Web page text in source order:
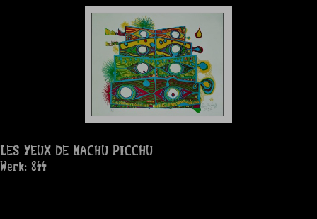
LES YEUX DE MACHU PICCHU
Werk: 844